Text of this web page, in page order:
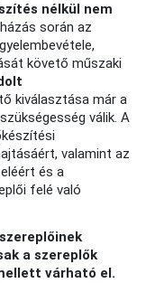
nélkül nem
során az
követő műszaki
kiválasztása már a
válik. A
valamint az
és a
felé való
a szereplők
várható el.